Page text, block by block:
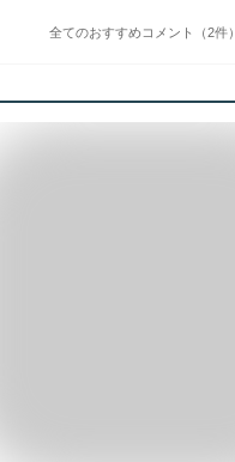
全てのおすすめコメント（2件）